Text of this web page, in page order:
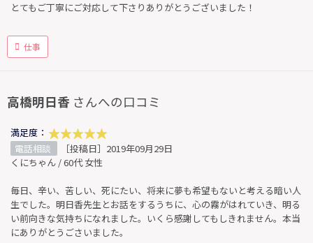
とてもご丁寧にご対応して下さりありがとうございました！
仕事
高橋明日香 さんへの口コミ
満足度：
電話相談
［投稿日］2019年09月29日
くにちゃん / 60代 女性
毎日、辛い、苦しい、死にたい、将来に夢も希望もないと考える暗い人
生でした。明日香先生とお話をするうちに、心の霧がはれていき、明る
い前向きな気持ちになれました。いくら感謝してもしきれません。本当
にありがとうごさいました。